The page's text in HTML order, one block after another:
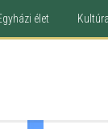
élet